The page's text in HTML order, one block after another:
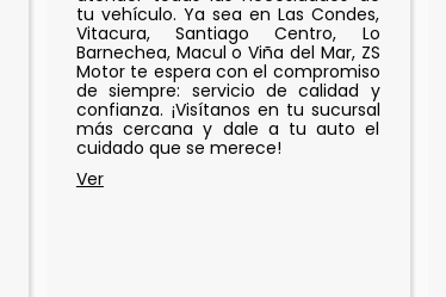
tu vehículo. Ya sea en Las Condes,
Vitacura, Santiago Centro, Lo
Barnechea, Macul o Viña del Mar, ZS
Motor te espera con el compromiso
de siempre: servicio de calidad y
confianza. ¡Visítanos en tu sucursal
más cercana y dale a tu auto el
cuidado que se merece!